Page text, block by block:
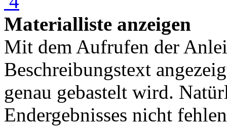
Materialliste anzeigen
Mit dem Aufrufen der
Beschreibungstext
genau gebastelt wird.
Endergebnisses nicht